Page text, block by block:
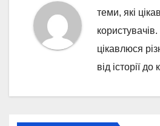
теми, які
цікавлюся
від історії до